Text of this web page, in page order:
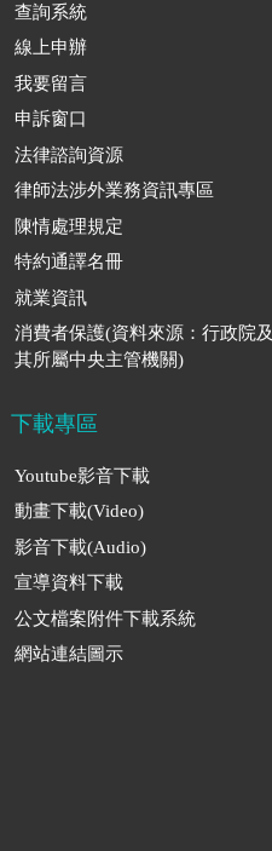
查詢系統
線上申辦
我要留言
申訴窗口
法律諮詢資源
律師法涉外業務資訊專區
陳情處理規定
特約通譯名冊
就業資訊
消費者保護(資料來源：行政院及
其所屬中央主管機關)
下載專區
Youtube影音下載
動畫下載(Video)
影音下載(Audio)
宣導資料下載
公文檔案附件下載系統
網站連結圖示